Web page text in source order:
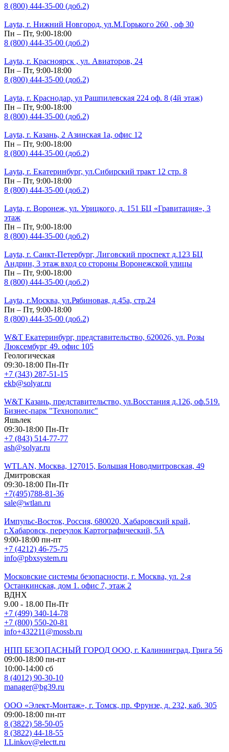
8 (800) 444-35-00 (доб.2)
Layta, г. Нижний Новгород, ул.М.Горького 260 , оф 30
Пн – Пт, 9:00-18:00
8 (800) 444-35-00 (доб.2)
Layta, г. Красноярск , ул. Авиаторов, 24
Пн – Пт, 9:00-18:00
8 (800) 444-35-00 (доб.2)
Layta, г. Краснодар, ул Рашпилевская 224 оф. 8 (4й этаж)
Пн – Пт, 9:00-18:00
8 (800) 444-35-00 (доб.2)
Layta, г. Казань, 2 Азинская 1а, офис 12
Пн – Пт, 9:00-18:00
8 (800) 444-35-00 (доб.2)
Layta, г. Екатеринбург, ул.Сибирский тракт 12 стр. 8
Пн – Пт, 9:00-18:00
8 (800) 444-35-00 (доб.2)
Layta, г. Воронеж, ул. Урицкого, д. 151 БЦ «Гравитация», 3
этаж
Пн – Пт, 9:00-18:00
8 (800) 444-35-00 (доб.2)
Layta, г. Санкт-Петербург, Лиговский проспект д.123 БЦ
Андрин, 3 этаж вход со стороны Воронежской улицы
Пн – Пт, 9:00-18:00
8 (800) 444-35-00 (доб.2)
Layta, г.Москва, ул.Рябиновая, д.45а, стр.24
Пн – Пт, 9:00-18:00
8 (800) 444-35-00 (доб.2)
W&T Екатеринбург, представительство, 620026, ул. Розы
Люксембург 49. офис 105
Геологическая
09:30-18:00 Пн-Пт
+7 (343) 287-51-15
ekb@solyar.ru
W&T Казань, представительство, ул.Восстания д.126, оф.519.
Бизнес-парк "Технополис"
Яшьлек
09:30-18:00 Пн-Пт
+7 (843) 514-77-77
ash@solyar.ru
WTLAN, Москва, 127015, Большая Новодмитровская, 49
Дмитровская
09:30-18:00 Пн-Пт
+7(495)788-81-36
sale@wtlan.ru
Импульс-Восток, Россия, 680020, Хабаровский край,
г.Хабаровск, переулок Картографический, 5А
9:00-18:00 пн-пт
+7 (4212) 46-75-75
info@pbxsystem.ru
Московские системы безопасности, г. Москва, ул. 2-я
Останкинская, дом 1. офис 7, этаж 2
ВДНХ
9.00 - 18.00 Пн-Пт
+7 (499) 340-14-78
+7 (800) 550-20-81
info+432211@mossb.ru
НПП БЕЗОПАСНЫЙ ГОРОД ООО, г. Калининград, Грига 56
09:00-18:00 пн-пт
10:00-14:00 сб
8 (4012) 90-30-10
manager@bg39.ru
ООО «Элект-Монтаж», г. Томск, пр. Фрунзе, д. 232, каб. 305
09:00-18:00 пн-пт
8 (3822) 58-50-05
8 (3822) 44-18-55
I.Linkov@electt.ru